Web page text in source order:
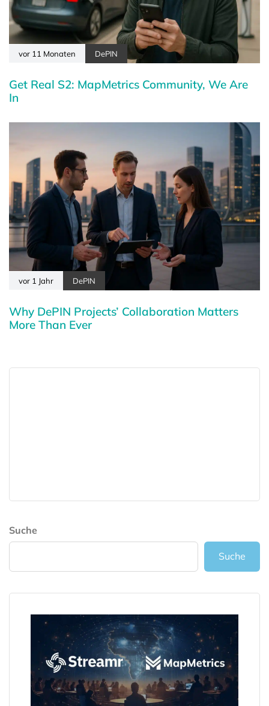
vor 11 Monaten DePIN
Get Real S2: MapMetrics Community, We Are
In
vor 1 Jahr DePIN
Why DePIN Projects’ Collaboration Matters
More Than Ever
Suche
Suche